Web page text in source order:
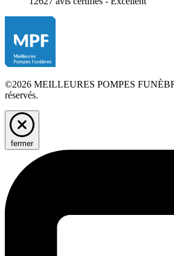
©2026 MEILLEURES POMPES
réservés.
fermer